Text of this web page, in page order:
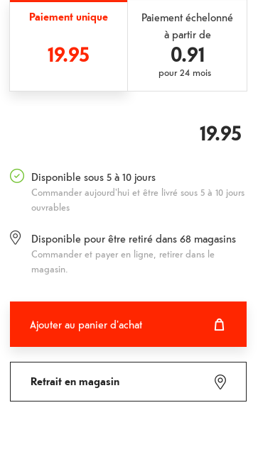
Paiement unique
19.95
Paiement échelonné
à partir de
0.91
pour24 mois
19.95
Disponible sous 5 à 10 jours
Commander aujourd'hui et être livré sous 5 à 10 jours
ouvrables
Disponible pour être retiré dans 68 magasins
Commander et payer en ligne, retirer dans le
magasin.
Ajouter au panier d'achat
Retrait en magasin